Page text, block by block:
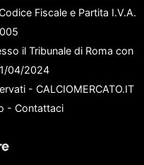
Fiscale e Partita I.V.A.
il Tribunale di Roma con
04/2024
- CALCIOMERCATO.IT
- Contattaci